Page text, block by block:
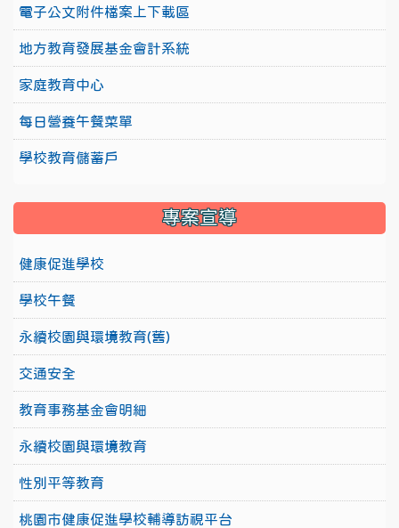
電子公文附件檔案上下載區
地方教育發展基金會計系統
家庭教育中心
每日營養午餐菜單
學校教育儲蓄戶
專案宣導
健康促進學校
學校午餐
永續校園與環境教育(舊)
交通安全
教育事務基金會明細
永續校園與環境教育
性別平等教育
桃園市健康促進學校輔導訪視平台